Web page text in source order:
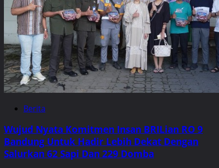
Berita
Wujud Nyata Komitmen Insan BRILian RO 9
Bandung Untuk Hadir Lebih Dekat Dengan
Salurkan 62 Sapi Dan 229 Domba